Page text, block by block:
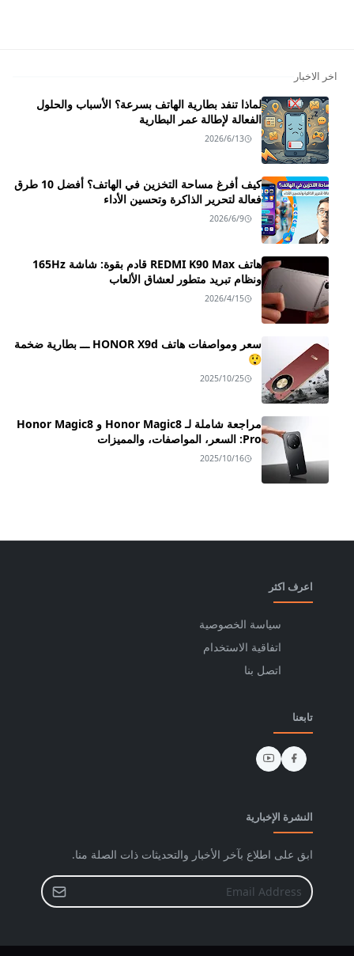
اخر الاخبار
لماذا تنفد بطارية الهاتف بسرعة؟ الأسباب والحلول
الفعالة لإطالة عمر البطارية
2026/6/13
كيف أفرغ مساحة التخزين في الهاتف؟ أفضل 10 طرق
فعالة لتحرير الذاكرة وتحسين الأداء
2026/6/9
هاتف REDMI K90 Max قادم بقوة: شاشة 165Hz
ونظام تبريد متطور لعشاق الألعاب
2026/4/15
سعر ومواصفات هاتف HONOR X9d ـــ بطارية ضخمة
😲
2025/10/25
مراجعة شاملة لـ Honor Magic8 و Honor Magic8
Pro: السعر، المواصفات، والمميزات
2025/10/16
اعرف اكثر
سياسة الخصوصية
اتفاقية الاستخدام
اتصل بنا
تابعنا
النشرة الإخبارية
ابق على اطلاع بآخر الأخبار والتحديثات ذات الصلة منا.